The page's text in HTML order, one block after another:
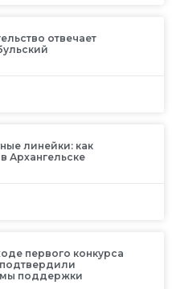
отвечает
линейки: как
Архангельске
первого конкурса
подтвердили
поддержки